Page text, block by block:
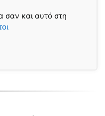
σαν και αυτό στη